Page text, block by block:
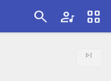
search artist view_cozy
skip_next